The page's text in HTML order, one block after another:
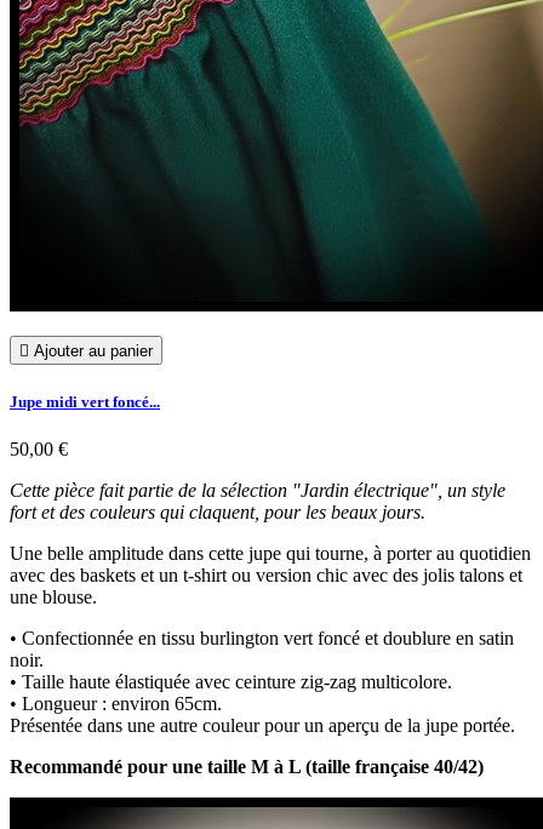
 Ajouter au panier
Jupe midi vert foncé...
50,00 €
Cette pièce fait partie de la sélection "Jardin électrique", un style
fort et des couleurs qui claquent, pour les beaux jours.
Une belle amplitude dans cette jupe qui tourne, à porter au quotidien
avec des baskets et un t-shirt ou version chic avec des jolis talons et
une blouse.
• Confectionnée en tissu burlington vert foncé et doublure en satin
noir.
• Taille haute élastiquée avec ceinture zig-zag multicolore.
• Longueur : environ 65cm.
Présentée dans une autre couleur pour un aperçu de la jupe portée.
Recommandé pour une taille M à L (taille française 40/42)